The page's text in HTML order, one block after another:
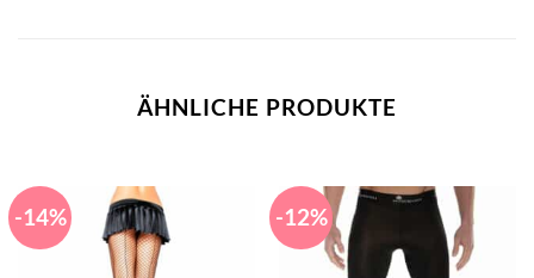
ÄHNLICHE PRODUKTE
-14% -12%